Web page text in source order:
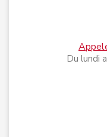
Du lundi